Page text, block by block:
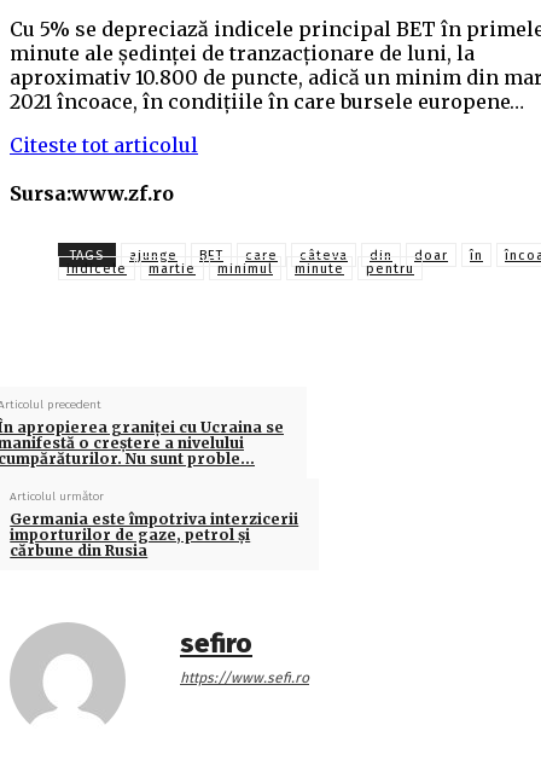
Cu 5% se depreciază indicele principal BET în
minute ale şedinţei de tranzacţionare de luni, la
aproximativ 10.800 de puncte, adică un minim din
2021 încoace, în condiţiile în care bursele europene…
Citeste tot articolul
Sursa:www.zf.ro
TAGS ajunge BET care câteva din doar în
indicele
martie minimul minute pentru
precedent
apropierea graniţei cu Ucraina se
o creştere a nivelului
Nu sunt proble…
Articolul următor
Germania este împotriva interzicerii
importurilor de gaze, petrol şi
cărbune din Rusia
sefiro
https://www.sefi.ro